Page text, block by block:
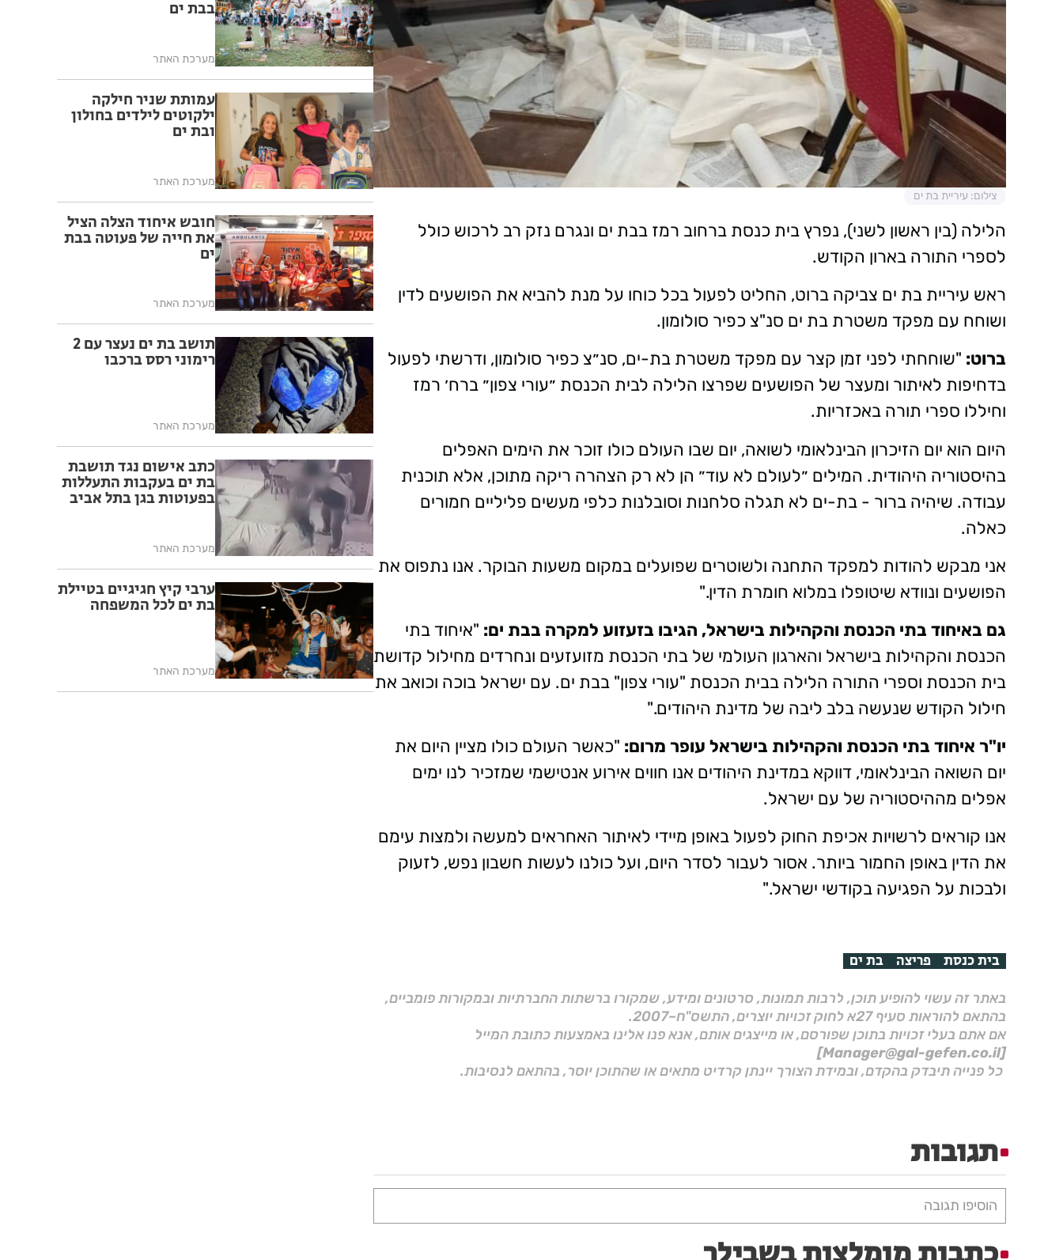
צילום: עיריית בת ים
הלילה (בין ראשון לשני), נפרץ בית כנסת ברחוב רמז בבת ים ונגרם נזק רב לרכוש כולל
לספרי התורה בארון הקודש.
ראש עיריית בת ים צביקה ברוט, החליט לפעול בכל כוחו על מנת להביא את הפושעים לדין
ושוחח עם מפקד משטרת בת ים סנ"צ כפיר סולומון.
ברוט: "שוחחתי לפני זמן קצר עם מפקד משטרת בת-ים, סנ״צ כפיר סולומון, ודרשתי לפעול
בדחיפות לאיתור ומעצר של הפושעים שפרצו הלילה לבית הכנסת ״עורי צפון״ ברח׳ רמז
וחיללו ספרי תורה באכזריות.
היום הוא יום הזיכרון הבינלאומי לשואה, יום שבו העולם כולו זוכר את הימים האפלים
בהיסטוריה היהודית. המילים ״לעולם לא עוד״ הן לא רק הצהרה ריקה מתוכן, אלא תוכנית
עבודה. שיהיה ברור - בת-ים לא תגלה סלחנות וסובלנות כלפי מעשים פליליים חמורים
כאלה.
אני מבקש להודות למפקד התחנה ולשוטרים שפועלים במקום משעות הבוקר. אנו נתפוס את
הפושעים ונוודא שיטופלו במלוא חומרת הדין."
גם באיחוד בתי הכנסת והקהילות בישראל, הגיבו בזעזוע למקרה בבת ים: ​​​​​​​ "איחוד בתי
הכנסת והקהילות בישראל והארגון העולמי של בתי הכנסת מזועזעים ונחרדים מחילול קדושת
בית הכנסת וספרי התורה הלילה בבית הכנסת "עורי צפון" בבת ים. עם ישראל בוכה וכואב את
חילול הקודש שנעשה בלב ליבה של מדינת היהודים."
יו"ר איחוד בתי הכנסת והקהילות בישראל עופר מרום: "כאשר העולם כולו מציין היום את
יום השואה הבינלאומי, דווקא במדינת היהודים אנו חווים אירוע אנטישמי שמזכיר לנו ימים
אפלים מההיסטוריה של עם ישראל.
אנו קוראים לרשויות אכיפת החוק לפעול באופן מיידי לאיתור האחראים למעשה ולמצות עימם
את הדין באופן החמור ביותר. אסור לעבור לסדר היום, ועל כולנו לעשות חשבון נפש, לזעוק
ולבכות על הפגיעה בקודשי ישראל."
בית כנסת פריצה בת ים
באתר זה עשוי להופיע תוכן, לרבות תמונות, סרטונים ומידע, שמקורו ברשתות החברתיות ובמקורות פומביים,
בהתאם להוראות סעיף 27א לחוק זכויות יוצרים, התשס"ח–2007.
אם אתם בעלי זכויות בתוכן שפורסם, או מייצגים אותם, אנא פנו אלינו באמצעות כתובת המייל
[Manager@gal-gefen.co.il]
כל פנייה תיבדק בהקדם, ובמידת הצורך יינתן קרדיט מתאים או שהתוכן יוסר, בהתאם לנסיבות.
תגובות
הוסיפו תגובה
בבת ים
מערכת האתר
עמותת שניר חילקה
ילקוטים לילדים בחולון
ובת ים
מערכת האתר
חובש איחוד הצלה הציל
את חייה של פעוטה בבת
ים
מערכת האתר
תושב בת ים נעצר עם 2
רימוני רסס ברכבו
מערכת האתר
כתב אישום נגד תושבת
בת ים בעקבות התעללות
בפעוטות בגן בתל אביב
מערכת האתר
ערבי קיץ חגיגיים בטיילת
בת ים לכל המשפחה
מערכת האתר